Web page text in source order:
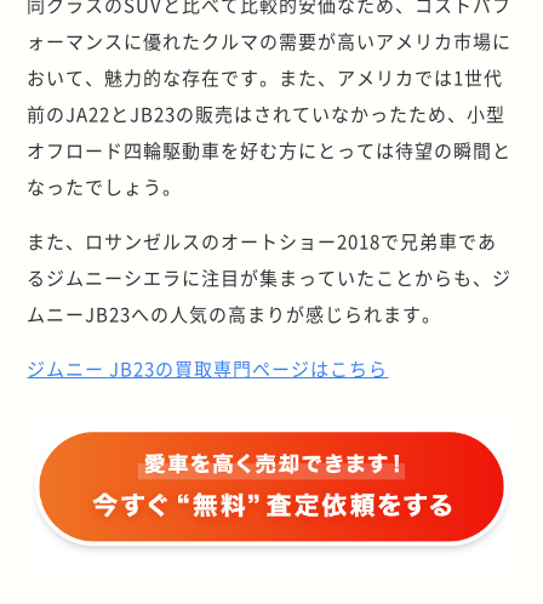
ォーマンスに優れたクルマの需要が高いアメリカ市場に
おいて、魅力的な存在です。また、アメリカでは1世代
前のJA22とJB23の販売はされていなかったため、小型
オフロード四輪駆動車を好む方にとっては待望の瞬間と
なったでしょう。
また、ロサンゼルスのオートショー2018で兄弟車であ
るジムニーシエラに注目が集まっていたことからも、ジ
ムニーJB23への人気の高まりが感じられます。
ジムニー JB23の買取専門ページはこちら